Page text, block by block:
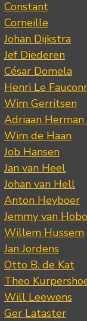
Constant
Corneille
Johan Dijkstra
Jef Diederen
César Domela
Henri Le
Wim Gerritsen
Adriaan
Wim de Haan
Job Hansen
Jan van Heel
Johan van Hell
Anton Heyboer
Jemmy van
Willem Hussem
Jan Jordens
Otto B. de Kat
Theo
Will Leewens
Ger Lataster